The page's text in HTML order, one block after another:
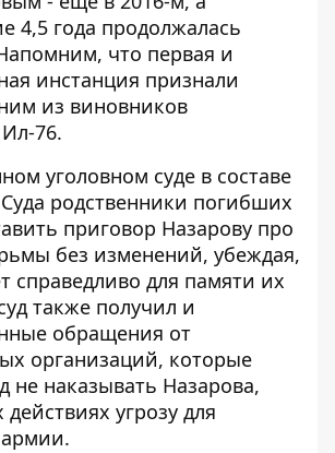
4,5 года продолжалась
что первая и
инстанция признали
из виновников
76.
уголовном суде в составе
родственники погибших
приговор Назарову про
без изменений, убеждая,
справедливо для памяти их
также получил и
обращения от
организаций, которые
не наказывать Назарова,
действиях угрозу для